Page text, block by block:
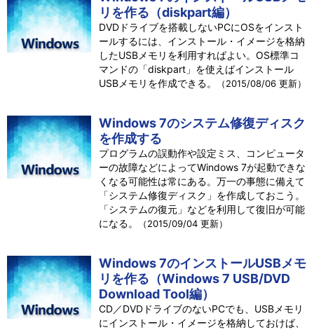
リを作る（diskpart編）
DVDドライブを搭載しないPCにOSをインスト
ールするには、インストール・イメージを格納
したUSBメモリを利用すればよい。OS標準コ
マンドの「diskpart」を使えばインストール
USBメモリを作成できる。
（2015/08/06 更新）
Windows 7のシステム修復ディスク
を作成する
プログラムの誤動作や設定ミス、コンピュータ
ーの故障などによってWindows 7が起動できな
くなる可能性は常にある。万一の事態に備えて
「システム修復ディスク」を作成しておこう。
「システムの復元」などを利用して復旧が可能
になる。
（2015/09/04 更新）
Windows 7のインストールUSBメモ
リを作る（Windows 7 USB/DVD
Download Tool編）
CD／DVDドライブのないPCでも、USBメモリ
にインストール・イメージを格納しておけば、